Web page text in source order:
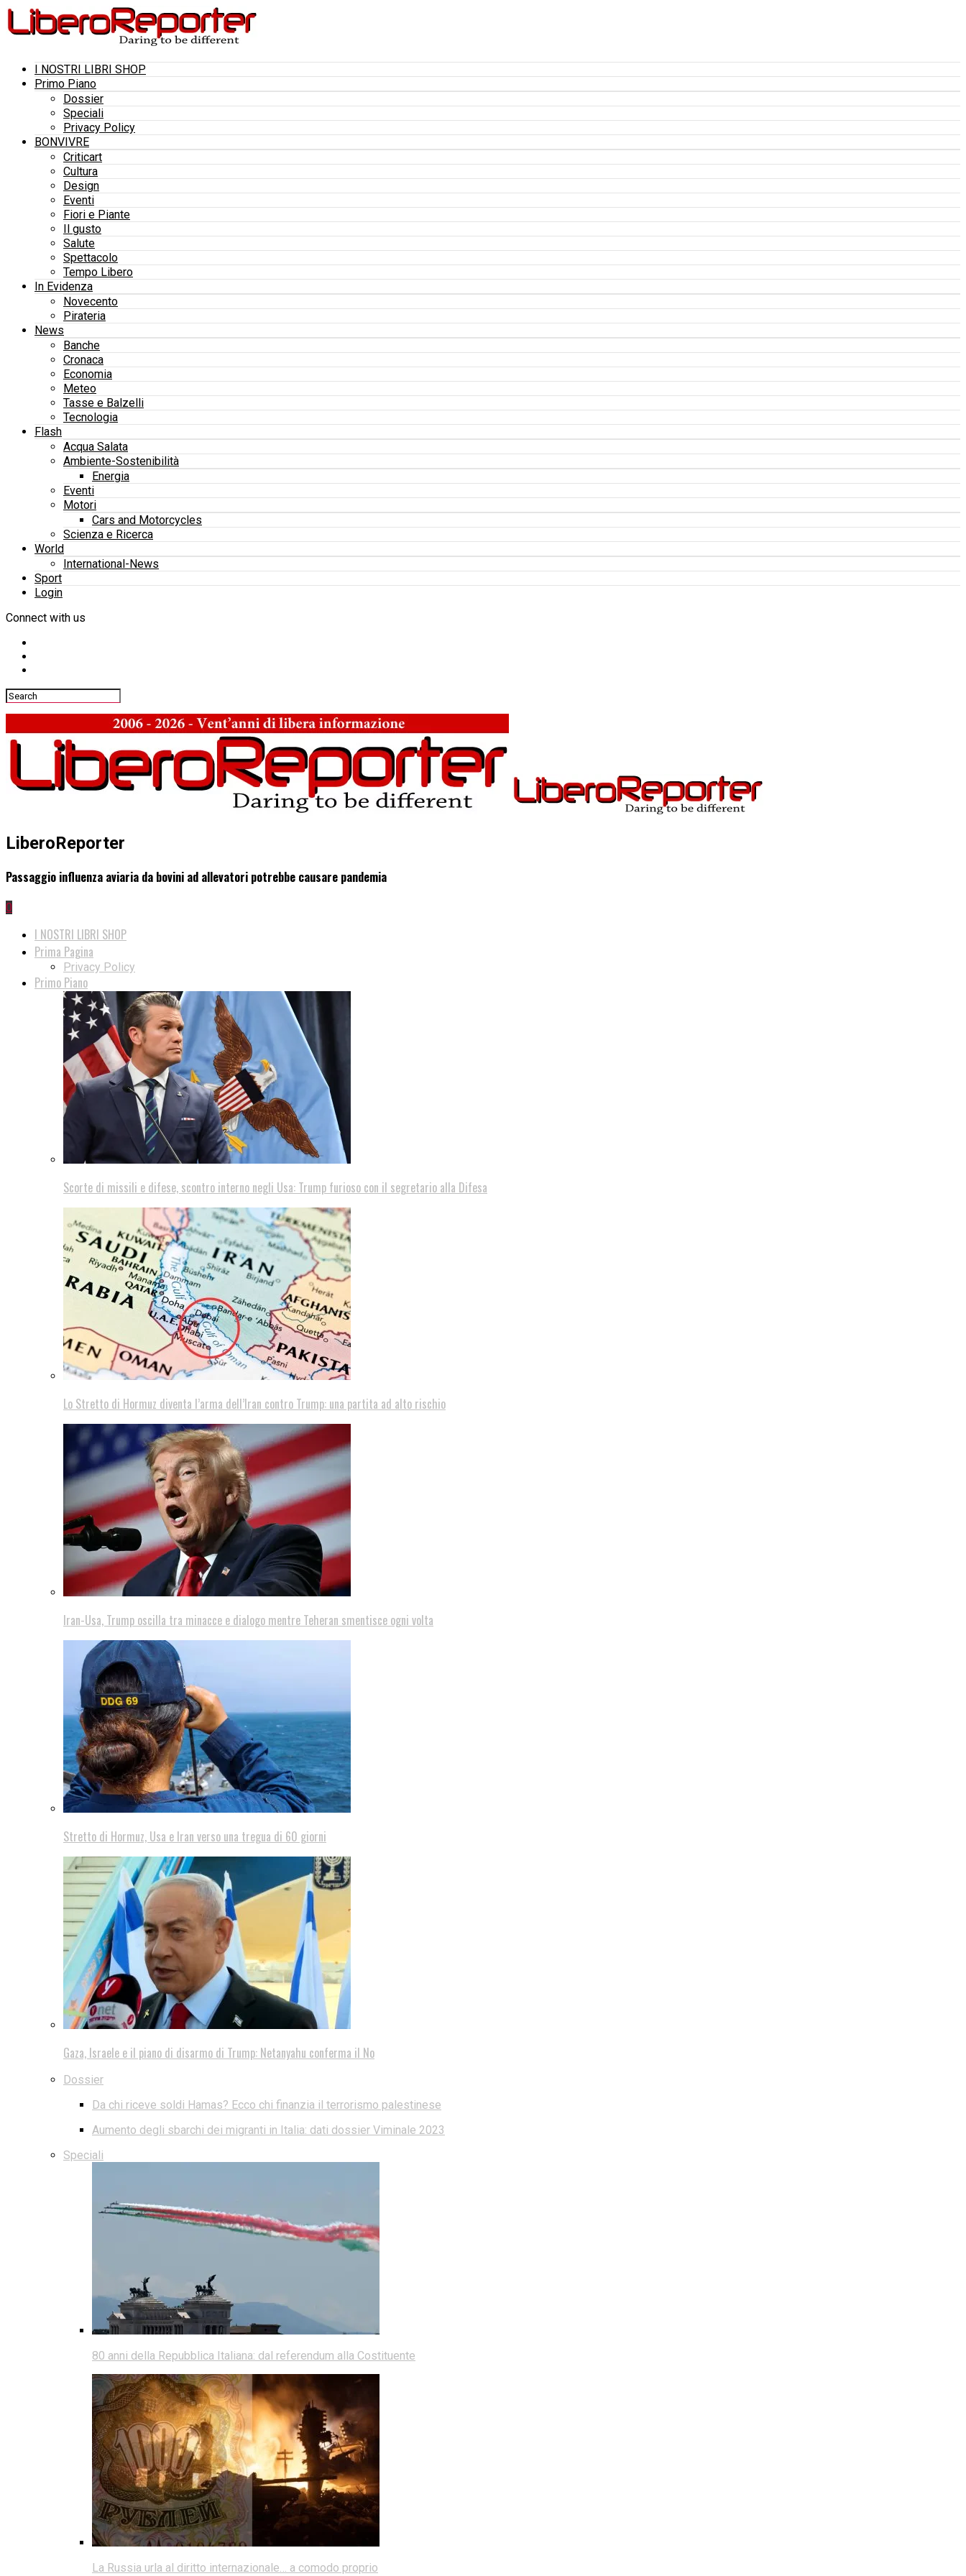
I NOSTRI LIBRI SHOP
Primo Piano
Dossier
Speciali
Privacy Policy
BONVIVRE
Criticart
Cultura
Design
Eventi
Fiori e Piante
Il gusto
Salute
Spettacolo
Tempo Libero
In Evidenza
Novecento
Pirateria
News
Banche
Cronaca
Economia
Meteo
Tasse e Balzelli
Tecnologia
Flash
Acqua Salata
Ambiente-Sostenibilità
Energia
Eventi
Motori
Cars and Motorcycles
Scienza e Ricerca
World
International-News
Sport
Login
Connect with us
LiberoReporter
Passaggio influenza aviaria da bovini ad allevatori potrebbe causare pandemia
0
I NOSTRI LIBRI SHOP
Prima Pagina
Privacy Policy
Primo Piano
Scorte di missili e difese, scontro interno negli Usa: Trump furioso con il segretario alla Difesa
Lo Stretto di Hormuz diventa l’arma dell’Iran contro Trump: una partita ad alto rischio
Iran-Usa, Trump oscilla tra minacce e dialogo mentre Teheran smentisce ogni volta
Stretto di Hormuz, Usa e Iran verso una tregua di 60 giorni
Gaza, Israele e il piano di disarmo di Trump: Netanyahu conferma il No
Dossier
Da chi riceve soldi Hamas? Ecco chi finanzia il terrorismo palestinese
Aumento degli sbarchi dei migranti in Italia: dati dossier Viminale 2023
Speciali
80 anni della Repubblica Italiana: dal referendum alla Costituente
La Russia urla al diritto internazionale… a comodo proprio